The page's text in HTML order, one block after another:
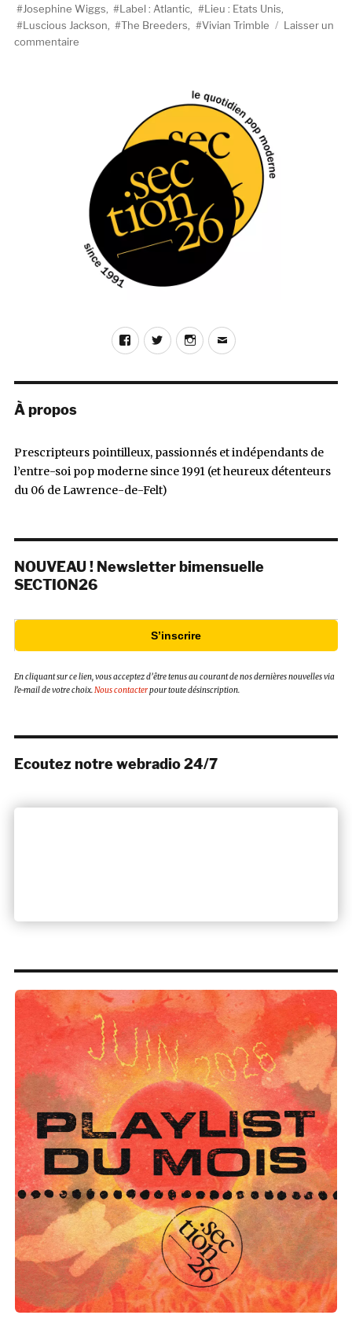
Josephine Wiggs, Label : Atlantic, Lieu : Etats Unis,
Luscious Jackson, The Breeders, Vivian Trimble
Laisser un
commentairesur
FacebookTwitterInstagram
E-
À propos
Prescripteurs pointilleux, passionnés et indépendants de
l’entre-soi pop moderne since 1991 (et heureux détenteurs
du 06 de Lawrence-de-Felt)
NOUVEAU ! Newsletter bimensuelle
SECTION26
S’inscrire
En cliquant sur ce lien, vous acceptez d’être tenus au courant de nos dernières nouvelles via
l’e-mail de votre choix.Nous contacterpour toute désinscription.
Ecoutez notre webradio 24/7